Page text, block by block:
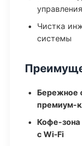
управления
Чистка
системы
Бережное
премиум-
Кофе-зона
с Wi‑Fi